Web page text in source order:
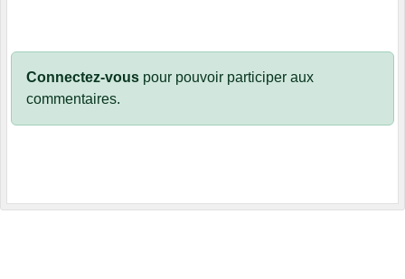
Connectez-vous pour pouvoir participer aux
commentaires.